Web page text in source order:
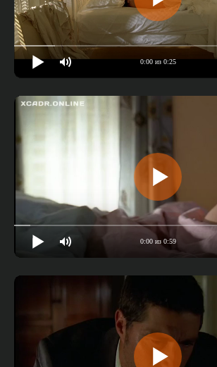
0:00 из 0:25
0:00 из 0:59